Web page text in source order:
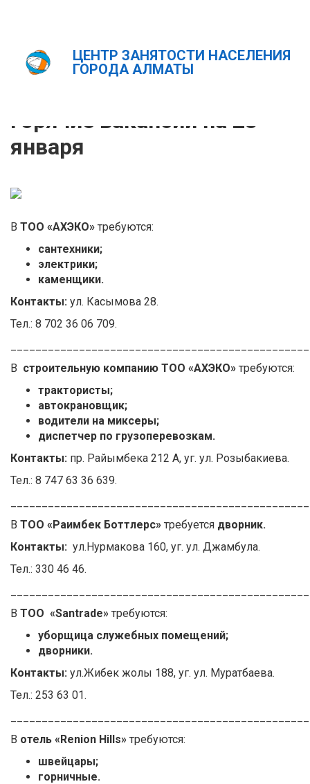
ЦЕНТР ЗАНЯТОСТИ НАСЕЛЕНИЯ
ГОРОДА АЛМАТЫ
Главная Новости Горячие вакансии на 28 января
Горячие вакансии на 28
января
В ТОО «АХЭКО» требуются:
сантехники;
электрики;
каменщики.
Контакты: ул. Касымова 28.
Тел.: 8 702 36 06 709.
В строительную компанию ТОО «АХЭКО» требуются:
трактористы;
автокрановщик;
водители на миксеры;
диспетчер по грузоперевозкам.
Контакты: пр. Райымбека 212 А, уг. ул. Розыбакиева.
Тел.: 8 747 63 36 639.
В ТОО «Раимбек Боттлерс» требуется дворник.
Контакты: ул.Нурмакова 160, уг. ул. Джамбула.
Тел.: 330 46 46.
В ТОО «Santrade» требуются:
уборщица служебных помещений;
дворники.
Контакты: ул.Жибек жолы 188, уг. ул. Муратбаева.
Тел.: 253 63 01.
В отель «Renion Hills» требуются:
швейцары;
горничные.